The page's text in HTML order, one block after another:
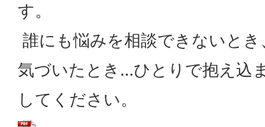
す。
誰にも悩みを相談できないと
気づいたとき…ひとりで抱え込
してください。